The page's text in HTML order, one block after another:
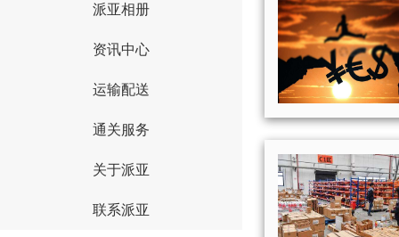
派亚相册
资讯中心
运输配送
通关服务
关于派亚
联系派亚